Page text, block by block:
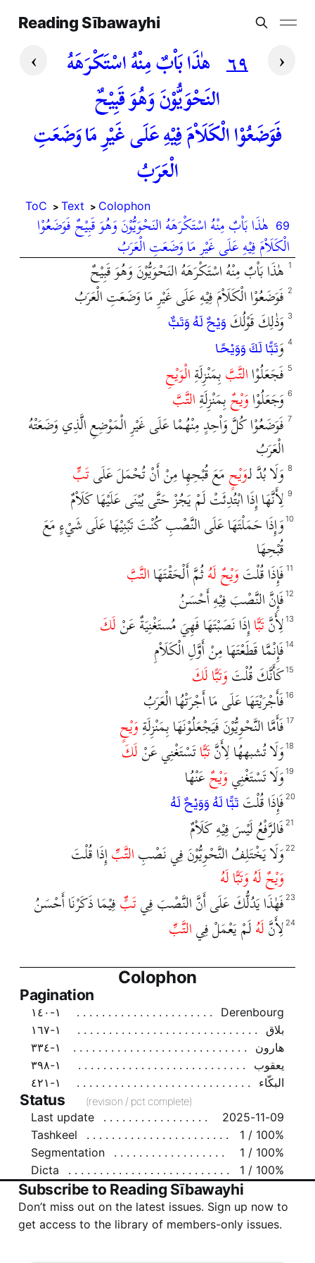
Reading Sībawayhi
› ‹ ٦٩ هٰذَا بَاْبٌ مِنْهُ اسْتَكْرَهَهُ
النَحْوَيُّوْنَ وَهُوَ قَبِيْحٌ
فَوَضَعُوْا الْكَلَاْمَ فِيْهِ عَلَى غَيْرِ مَا وَضَعَتِ
الْعَرَبُ
ToC Text
Colophon
69 هٰذَا بَاْبٌ مِنْهُ اسْتَكْرَهَهُ النَحْوَيُّوْنَ وَهُوَ قَبِيْحٌ فَوَضَعُوْا
الْكَلَاْمَ فِيْهِ عَلَى غَيْرِ مَا وَضَعَتِ الْعَرَبُ
هٰذَا بَاْبٌ مِنْهُ اسْتَكْرَهَهُ النَحْوَيُّوْنَ وَهُوَ قَبِيْحٌ 1
فَوَضَعُوْا الْكَلَاْمَ فِيْهِ عَلَى غَيْرِ مَا وَضَعَتِ الْعَرَبُ 2
وَذٰلِكَ قَوْلُكَ وَيْحٌ لَهُ وَتَبٌّ 3
وَتَبًّا لَكَ وَوَيْحًا 4
فَجَعَلُوْاالتَّبَّبِمَنْزِلَةِالْوَيْحِ 5
وَجَعَلُوْاوَيْحٌبِمَنْزِلَةِالتَّبَّ 6
فَوَضَعُوْا كُلَّ وَاْحِدٍ مِنْهُمْا عَلَى غَيْرِ الْمَوْضِعِ الَّذِي وَضَعَتْهُ
الْعَرَبُ
7
وَلَا بُدَّ لـوَيْحٍمَعَ قُبْحِهِا مِنْ أَنْ تُحْمَلَ عَلَىتَبٍّ 8
لِأَنَّهَا إِذَا ابْتُدِئَتْ لَمْ يَجُزْ حَتَّى يُبْنَى عَلَيْهَا كَلَاْمٌ 9
وَإِذَا حَمَلْتَهَا عَلَى النَّصْبِ كُنْتَ تَبْنِيْهَا عَلَى شَيْءٍ مَعَ
قُبْحِهَا
10
فَإِذَا قُلْتَوَيْحٌ لَهُثُمَّ أَلْحَقْتَهَاالتَّبَّ 11
فَإِنَّ النَّصْبَ فِيْهِ أَحْسَنُ 12
لِأَنَّتَبًّاإِذَا نَصَبْتَهَا فَهِيَ مُستَغْنِيَةٌ عَنْلَكَ 13
فَإِنْمَّا قَطَعْتَهَا مِنْ أَوَّلِ الْكَلَاْمِ 14
كَأَنَّكَ قُلْتَوَتَبًّا لَكَ 15
فَأَجْرَيْتَهَا عَلَى مَا أَجْرَتْهُا الْعَرَبُ 16
فَأَمَّا النَّحْوِيُّوْنَ فَيَجْعَلُوْنَهَا بِمَنْزِلَةِوَيْحٍ 17
وَلَا تُشبههُا لِأَنَّتَبًّاتَسْتَغْنِي عَنْلَكَ 18
وَلَا تَسْتَغْنِيوَيْحٌعَنْهُا 19
فَإِذَا قُلْتَ تَبًّا لَهُ وَوَيْحٌ لَهُ 20
فَالرَّفْعُ لَيْسَ فِيْهِ كَلَاْمٌ 21
وَلَا يَخْتَلِفُ النَّحْوِيُّوْنَ فِي نَصْبِالتَّبِّإِذَا قُلْتَ
وَيْحٌ لَهُ وَتَبًّا لَهُ
22
فَهٰذَا يَدُلُّكَ عَلَى أَنَّ النَّصْبَ فِيتَبٍّفِيْمَا ذَكَرْنَا أَحْسَنُ 23
لِأَنَّلَهُلَمْ يَعْمَلْ فِيالتَّبِّ 24
Colophon
Pagination
Derenbourg
١-١٤٠
بلاق
١-١٦٧
هارون
١-٣٣٤
يعقوب
١-٣٩٨
البكّاء
١-٤٢١
Status (revision / pct complete)
Last update
2025-11-09
Tashkeel
1 / 100%
Segmentation
1 / 100%
Dicta
1 / 100%
Subscribe to Reading Sībawayhi
Don’t miss out on the latest issues. Sign up now to
get access to the library of members-only issues.